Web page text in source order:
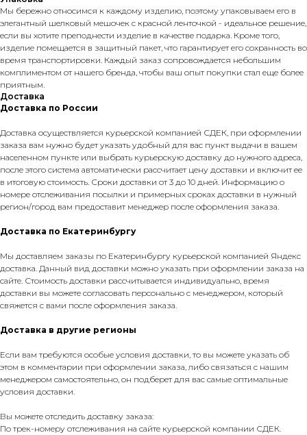
Мы бережно относимся к каждому изделию, поэтому упаковываем его в
элегантный шелковый мешочек с красной ленточкой - идеальное решение,
если вы хотите преподнести изделие в качестве подарка. Кроме того,
изделие помещается в защитный пакет, что гарантирует его сохранность во
время транспортировки. Каждый заказ сопровождается небольшим
комплиментом от нашего бренда, чтобы ваш опыт покупки стал еще более
приятным.
Доставка
Доставка по России
Доставка осуществляется курьерской компанией СДЕК, при оформлении
заказа вам нужно будет указать удобный для вас пункт выдачи в вашем
населенном пункте или выбрать курьерскую доставку до нужного адреса,
после этого система автоматически рассчитает цену доставки и включит ее
в итоговую стоимость. Сроки доставки от 3 до 10 дней. Информацию о
номере отслеживания посылки и примерных сроках доставки в нужный
регион/город вам предоставит менеджер после оформления заказа.
Доставка по Екатеринбургу
Мы доставляем заказы по Екатеринбургу курьерской компанией Яндекс
доставка. Данный вид доставки можно указать при оформлении заказа на
сайте. Стоимость доставки рассчитывается индивидуально, время
доставки вы можете согласовать персонально с менеджером, который
свяжется с вами после оформления заказа.
Доставка в другие регионы
Если вам требуются особые условия доставки, то вы можете указать об
этом в комментарии при оформлении заказа, либо связаться с нашим
менеджером самостоятельно, он подберет для вас самые оптимальные
условия доставки.
Вы можете отследить доставку заказа:
По трек-номеру отслеживания на сайте курьерской компании СДЕК.